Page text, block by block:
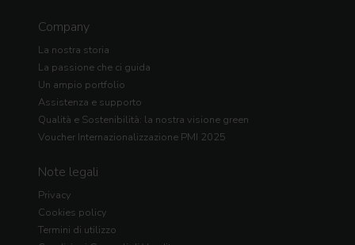
Company
La nostra storia
La passione che ci guida
Un ampio portfolio
Assistenza e supporto
Qualità e Sostenibilità: la nostra visione green
Voucher Internazionalizzazione PMI 2025
Note legali
Privacy
Cookies policy
Termini di utilizzo